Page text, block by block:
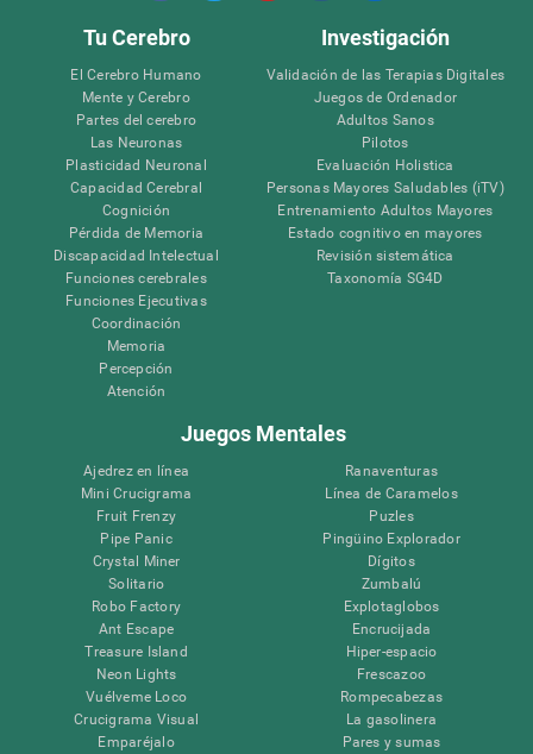
Tu Cerebro
El Cerebro Humano
Mente y Cerebro
Partes del cerebro
Las Neuronas
Plasticidad Neuronal
Capacidad Cerebral
Cognición
Pérdida de Memoria
Discapacidad Intelectual
Funciones cerebrales
Funciones Ejecutivas
Coordinación
Memoria
Percepción
Atención
Investigación
Validación de las Terapias Digitales
Juegos de Ordenador
Adultos Sanos
Pilotos
Evaluación Holistica
Personas Mayores Saludables (iTV)
Entrenamiento Adultos Mayores
Estado cognitivo en mayores
Revisión sistemática
Taxonomía SG4D
Juegos Mentales
Ajedrez en línea
Mini Crucigrama
Fruit Frenzy
Pipe Panic
Crystal Miner
Solitario
Robo Factory
Ant Escape
Treasure Island
Neon Lights
Vuélveme Loco
Crucigrama Visual
Emparéjalo
Ranaventuras
Línea de Caramelos
Puzles
Pingüino Explorador
Dígitos
Zumbalú
Explotaglobos
Encrucijada
Hiper-espacio
Frescazoo
Rompecabezas
La gasolinera
Pares y sumas